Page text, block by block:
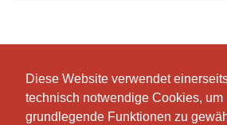
Diese Website verwendet
technisch notwendige Cookies, um
grundlegende Funktionen zu
Diese Website verwendet
technisch notwendige Cookies, um
grundlegende Funktionen zu